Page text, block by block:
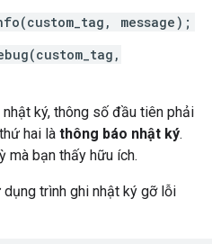
message);
ký, thông số đầu tiên phải
hai là thông báo nhật ký.
mà bạn thấy hữu ích.
trình ghi nhật ký gỡ lỗi